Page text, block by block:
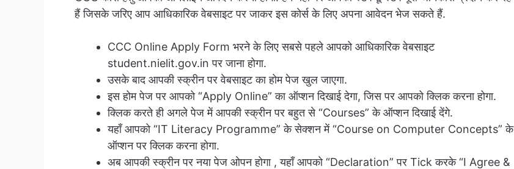
हैं जिसके जरिए आप आधिकारिक वेबसाइट पर जाकर इस कोर्स के लिए अपना आवेदन भेज सकते हैं.
CCC Online Apply Form भरने के लिए सबसे पहले आपको आधिकारिक वेबसाइट
student.nielit.gov.in पर जाना होगा.
उसके बाद आपकी स्क्रीन पर वेबसाइट का होम पेज खुल जाएगा.
इस होम पेज पर आपको “Apply Online” का ऑप्शन दिखाई देगा, जिस पर आपको क्लिक करना होगा.
क्लिक करते ही अगले पेज में आपकी स्क्रीन पर बहुत से “Courses” के ऑप्शन दिखाई देंगे.
यहाँ आपको “IT Literacy Programme” के सेक्शन में “Course on Computer Concepts” के
ऑप्शन पर क्लिक करना होगा.
अब आपकी स्क्रीन पर नया पेज ओपन होगा , यहाँ आपको “Declaration” पर Tick करके “I Agree &